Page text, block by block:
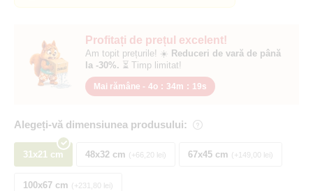
Profitați de prețul excelent!
Am topit prețurile! ☀️ Reduceri de vară de până
la -30%. ⏳ Timp limitat!
Mai rămâne - 4o : 34m : 19s
Alegeți-vă dimensiunea produsului:
31x21 cm 48x32 cm +66,20 lei 67x45 cm +149,00 lei
100x67 cm +231,80 lei